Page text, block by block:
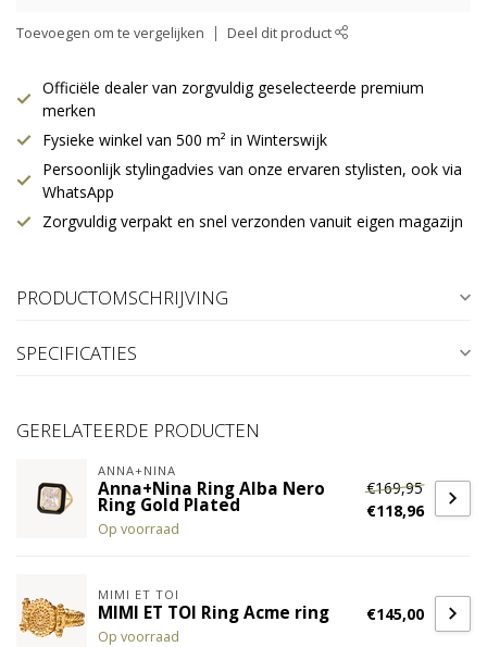
Toevoegen om te vergelijken Deel dit product
Officiële dealer van zorgvuldig geselecteerde premium
merken
Fysieke winkel van 500 m² in Winterswijk
Persoonlijk stylingadvies van onze ervaren stylisten, ook via
WhatsApp
Zorgvuldig verpakt en snel verzonden vanuit eigen magazijn
PRODUCTOMSCHRIJVING
SPECIFICATIES
GERELATEERDE PRODUCTEN
ANNA+NINA
Anna+Nina Ring Alba Nero
Ring Gold Plated
Op voorraad
€169,95
€118,96
MIMI ET TOI
MIMI ET TOI Ring Acme ring
Op voorraad
€145,00